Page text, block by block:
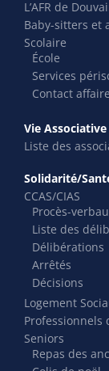
L’AFR de
Baby-sitters et
Scolaire
École
Services
Contact
Vie Associative
Liste des
Solidarité/
CCAS/CIAS
Procès-
Liste des
Délibérations
Arrêtés
Décisions
Logement
Professionnels
Seniors
Repas des